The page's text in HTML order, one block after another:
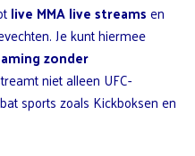
live MMA live streamsen
Je kunt hiermee
zonder
niet alleen UFC-
sports zoals Kickboksen en